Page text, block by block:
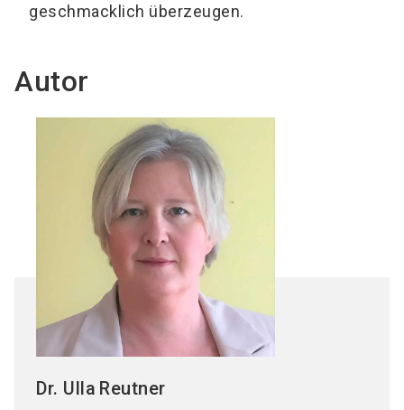
geschmacklich überzeugen.
Autor
Dr. Ulla Reutner